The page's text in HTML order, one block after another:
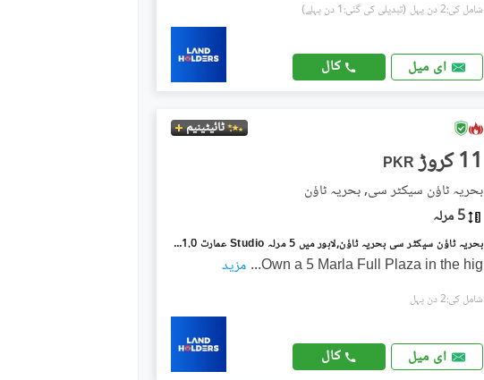
شامل کی:2 دن پہل (تبدیلی کی گئی:1 دن پہلے)
ای میل کال
ٹائیٹینیم
PKR 11 کروڑ
بحریہ ٹاؤن سیکٹر سی, بحریہ ٹاؤن
5 مرلہ
بحریہ ٹاؤن سیکٹر سی بحریہ ٹاؤن,لاہور میں 5 مرلہ Studio عمارت 11.0 کروڑ میں برائے فروخت۔
Own a 5 Marla Full Plaza in the hig
... مزید
شامل کی:2 دن پہل
ای میل کال